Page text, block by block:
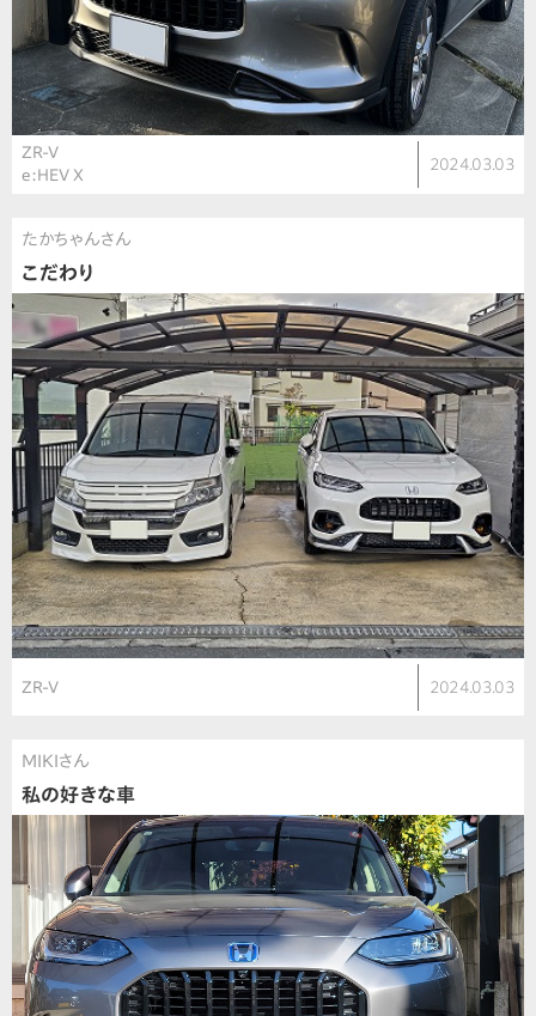
ZR-V
e:HEV X
2024.03.03
たかちゃんさん
こだわり
ZR-V 2024.03.03
MIKIさん
私の好きな車